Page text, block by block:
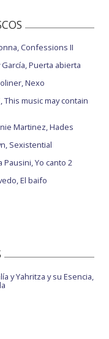
Confessions II
García, Puerta abierta
Nexo
This music may contain
Martinez, Hades
Sexistential
Pausini, Yo canto 2
El baifo
y Yahritza y su Esencia,